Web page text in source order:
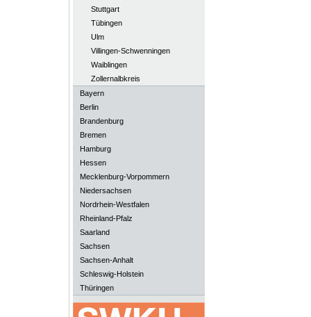
Stuttgart
Tübingen
Ulm
Villingen-Schwenningen
Waiblingen
Zollernalbkreis
Bayern
Berlin
Brandenburg
Bremen
Hamburg
Hessen
Mecklenburg-Vorpommern
Niedersachsen
Nordrhein-Westfalen
Rheinland-Pfalz
Saarland
Sachsen
Sachsen-Anhalt
Schleswig-Holstein
Thüringen